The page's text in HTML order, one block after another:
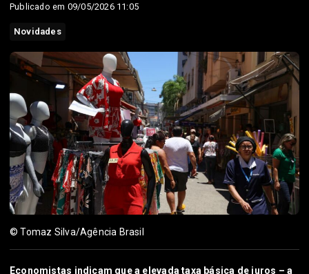
Publicado em 09/05/2026 11:05
Novidades
© Tomaz Silva/Agência Brasil
Economistas indicam que a elevada taxa básica de juros – a